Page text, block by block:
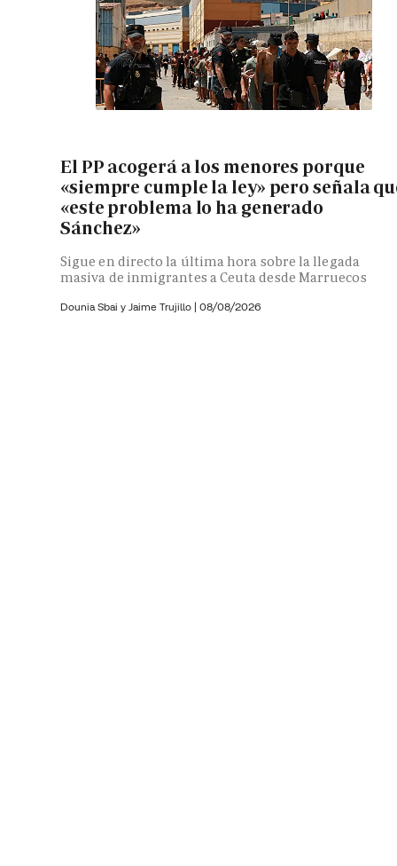
El PP acogerá a los menores porque
«siempre cumple la ley» pero señala
«este problema lo ha generado
Sánchez»
Sigue en directo la última hora sobre la llegada
masiva de inmigrantes a Ceuta desde Marruecos
Dounia Sbai y Jaime Trujillo | 08/08/2026